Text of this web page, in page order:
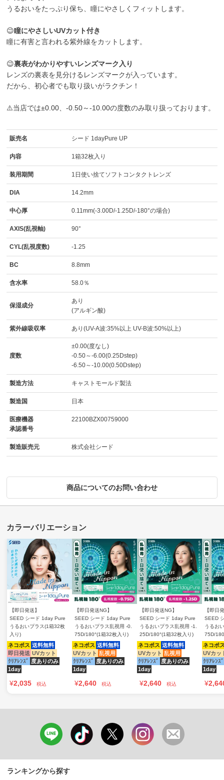
うるおいをたっぷり保ち、瞳にやさしくフィットします。
😉瞳にやさしいUVカット付き
瞳に有害と言われる紫外線をカットします。
😉裏表がわかりやすいレンズマーク入り
レンズの裏表を見分けるレンズマークが入っています。
だから、初心者でも取り扱いがラクチン！
⚠️当店では±0.00、-0.50～-10.00の度数のみ取り扱っております。
販売名 シード 1dayPure UP
内容 1箱32枚入り
装用期間 1日使い捨てソフトコンタクトレンズ
DIA 14.2mm
中心厚 0.11mm(-3.00D/-1.25D/-180°の場合)
AXIS(乱視軸) 90°
CYL(乱視度数) -1.25
BC 8.8mm
含水率 58.0％
保湿成分
あり
(アルギン酸)
紫外線吸収率 あり(UV-A波:35%以上 UV-B波:50%以上)
度数
±0.00(度なし)
-0.50～-6.00(0.25Dstep)
-6.50～-10.00(0.50Dstep)
製造方法 キャストモールド製法
製造国 日本
医療機器
承認番号
22100BZX00759000
製造販売元 株式会社シード
商品についてのお問い合わせ
【即日発送】
SEED シード 1day Pure
うるおいプラス(1箱32枚
入り)
ネコポス 送料無料
即日発送 UVカット
ｸﾘｱﾚﾝｽﾞ 度ありのみ
1day
¥2,035 税込
【即日発送NG】
SEED シード 1day Pure
うるおいプラス乱視用 -0.
75D/180°(1箱32枚入り)
ネコポス 送料無料
UVカット 乱視用
ｸﾘｱﾚﾝｽﾞ 度ありのみ
1day
¥2,640 税込
【即日発送NG】
SEED シード 1day Pure
うるおいプラス乱視用 -1.
25D/180°(1箱32枚入り)
ネコポス 送料無料
UVカット 乱視用
ｸﾘｱﾚﾝｽﾞ 度ありのみ
1day
¥2,640 税込
【即日
SEED
うるお
75D/
ネコポ
UVカッ
ｸﾘｱﾚﾝｽﾞ
1day
¥
ランキングから探す